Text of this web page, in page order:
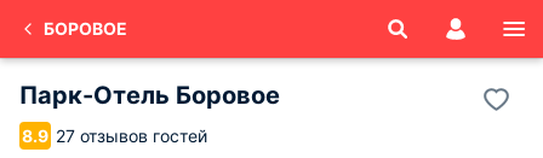
БОРОВОЕ
Парк-Отель Боровое
8.9 27 отзывов гостей